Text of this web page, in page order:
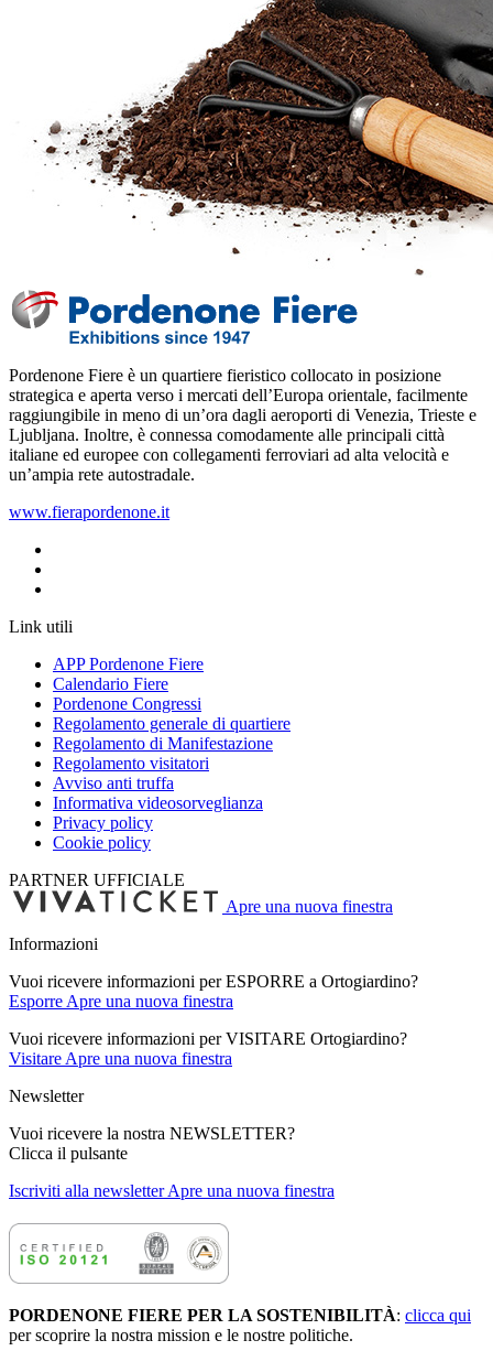
Pordenone Fiere è un quartiere fieristico collocato in posizione
strategica e aperta verso i mercati dell’Europa orientale, facilmente
raggiungibile in meno di un’ora dagli aeroporti di Venezia, Trieste e
Ljubljana‎. Inoltre, è connessa comodamente alle principali città
italiane ed europee con collegamenti ferroviari ad alta velocità e
un’ampia rete autostradale.
www.fierapordenone.it
Link utili
APP Pordenone Fiere
Calendario Fiere
Pordenone Congressi
Regolamento generale di quartiere
Regolamento di Manifestazione
Regolamento visitatori
Avviso anti truffa
Informativa videosorveglianza
Privacy policy
Cookie policy
PARTNER UFFICIALE
Apre una nuova finestra
Informazioni
Vuoi ricevere informazioni per ESPORRE a Ortogiardino?
Esporre Apre una nuova finestra
Vuoi ricevere informazioni per VISITARE Ortogiardino?
Visitare Apre una nuova finestra
Newsletter
Vuoi ricevere la nostra NEWSLETTER?
Clicca il pulsante
Iscriviti alla newsletterApre una nuova finestra
PORDENONE FIERE PER LA SOSTENIBILITÀ: clicca qui
per scoprire la nostra mission e le nostre politiche.